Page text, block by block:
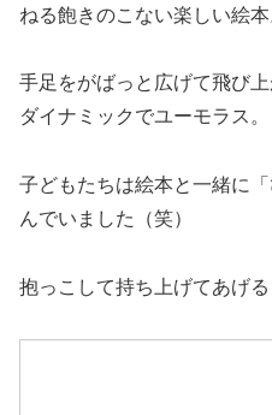
ねる飽きのこない楽しい絵本
手足をがばっと広げて飛び
ダイナミックでユーモラス。
子どもたちは絵本と一緒に
んでいました（笑）
抱っこして持ち上げてあげ